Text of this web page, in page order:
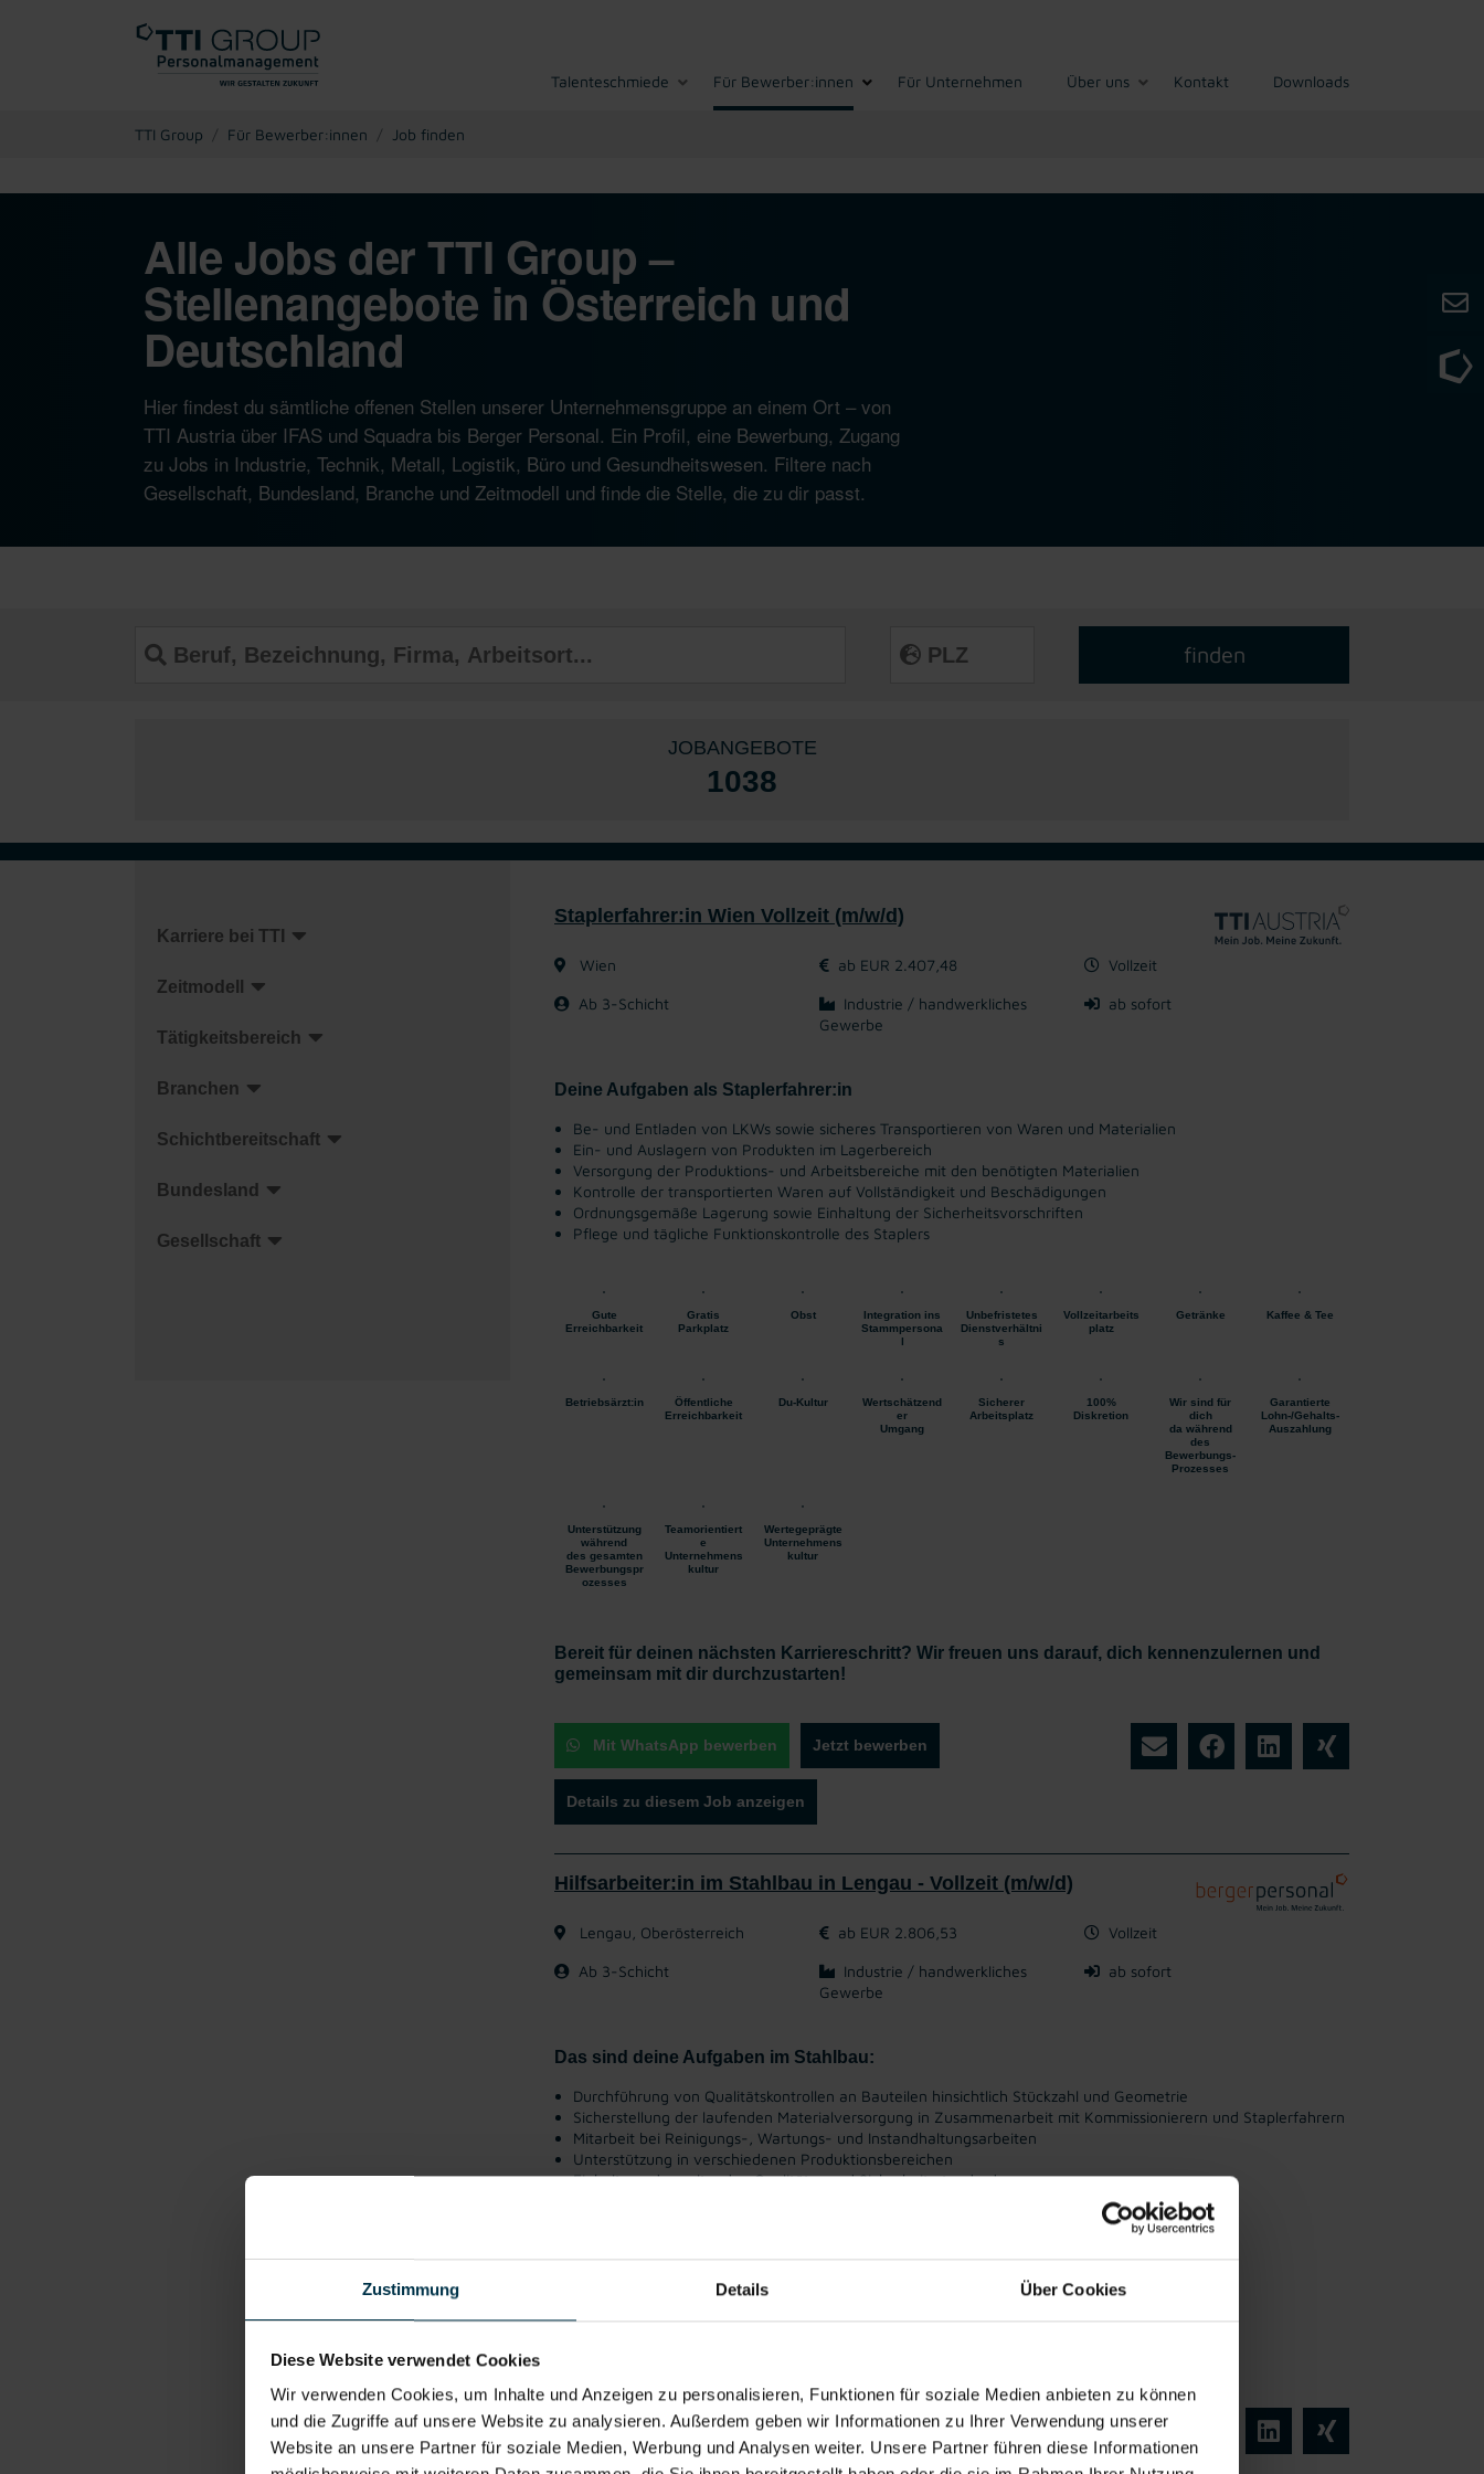
Zustimmung Details Über Cookies
Diese Website verwendet Cookies
Wir verwenden Cookies, um Inhalte und Anzeigen zu personalisieren, Funktionen für soziale Medien anbieten zu können
und die Zugriffe auf unsere Website zu analysieren. Außerdem geben wir Informationen zu Ihrer Verwendung unserer
Website an unsere Partner für soziale Medien, Werbung und Analysen weiter. Unsere Partner führen diese Informationen
Talenteschmiede Für Bewerber:innen Für Unternehmen Über uns Kontakt Downloads
TTI Group Für Bewerber:innen Job finden
Alle Jobs der TTI Group –
Stellenangebote in Österreich und
Deutschland
Hier findest du sämtliche offenen Stellen unserer Unternehmensgruppe an einem Ort – von
TTI Austria über IFAS und Squadra bis Berger Personal. Ein Profil, eine Bewerbung, Zugang
zu Jobs in Industrie, Technik, Metall, Logistik, Büro und Gesundheitswesen. Filtere nach
Gesellschaft, Bundesland, Branche und Zeitmodell und finde die Stelle, die zu dir passt.
JOBANGEBOTE
1038
Karriere bei TTI
Zeitmodell
Tätigkeitsbereich
Branchen
Schichtbereitschaft
Bundesland
Gesellschaft
Staplerfahrer:in Wien Vollzeit (m/w/d)
Wien ab EUR 2.407,48 Vollzeit
Ab 3-Schicht
Industrie / handwerkliches
Gewerbe
ab sofort
Deine Aufgaben als Staplerfahrer:in
Be- und Entladen von LKWs sowie sicheres Transportieren von Waren und Materialien
Ein- und Auslagern von Produkten im Lagerbereich
Versorgung der Produktions- und Arbeitsbereiche mit den benötigten Materialien
Kontrolle der transportierten Waren auf Vollständigkeit und Beschädigungen
Ordnungsgemäße Lagerung sowie Einhaltung der Sicherheitsvorschriften
Pflege und tägliche Funktionskontrolle des Staplers
Gute
Erreichbarkeit
Gratis
Parkplatz
Obst
Integration ins
Stammpersona
l
Unbefristetes
Dienstverhältni
s
Vollzeitarbeits
platz
Getränke Kaffee & Tee
Betriebsärzt:in
Öffentliche
Erreichbarkeit
Du-Kultur
Wertschätzend
er
Umgang
Sicherer
Arbeitsplatz
100%
Diskretion
Wir sind für
dich
da während
des
Bewerbungs-
Prozesses
Garantierte
Lohn-/Gehalts-
Auszahlung
Unterstützung
während
des gesamten
Bewerbungspr
ozesses
Teamorientiert
e
Unternehmens
kultur
Wertegeprägte
Unternehmens
kultur
Bereit für deinen nächsten Karriereschritt? Wir freuen uns darauf, dich kennenzulernen und
gemeinsam mit dir durchzustarten!
Mit WhatsApp bewerben Jetzt bewerben
Details zu diesem Job anzeigen
Hilfsarbeiter:in im Stahlbau in Lengau - Vollzeit (m/w/d)
Lengau, Oberösterreich ab EUR 2.806,53 Vollzeit
Ab 3-Schicht
Industrie / handwerkliches
Gewerbe
ab sofort
Das sind deine Aufgaben im Stahlbau:
Durchführung von Qualitätskontrollen an Bauteilen hinsichtlich Stückzahl und Geometrie
Sicherstellung der laufenden Materialversorgung in Zusammenarbeit mit Kommissionierern und Staplerfahrern
Mitarbeit bei Reinigungs-, Wartungs- und Instandhaltungsarbeiten
Unterstützung in verschiedenen Produktionsbereichen
Einhaltung der geltenden Qualitäts- und Sicherheitsstandards
Gute
Gratis
Weiterbildung Prämienmodell
Integration ins
Vollzeitarbeits
Details zu diesem Job anzeigen